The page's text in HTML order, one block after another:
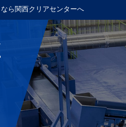
ら関西クリアセンターへ